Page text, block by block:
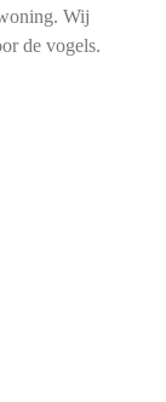
Wij
de vogels.